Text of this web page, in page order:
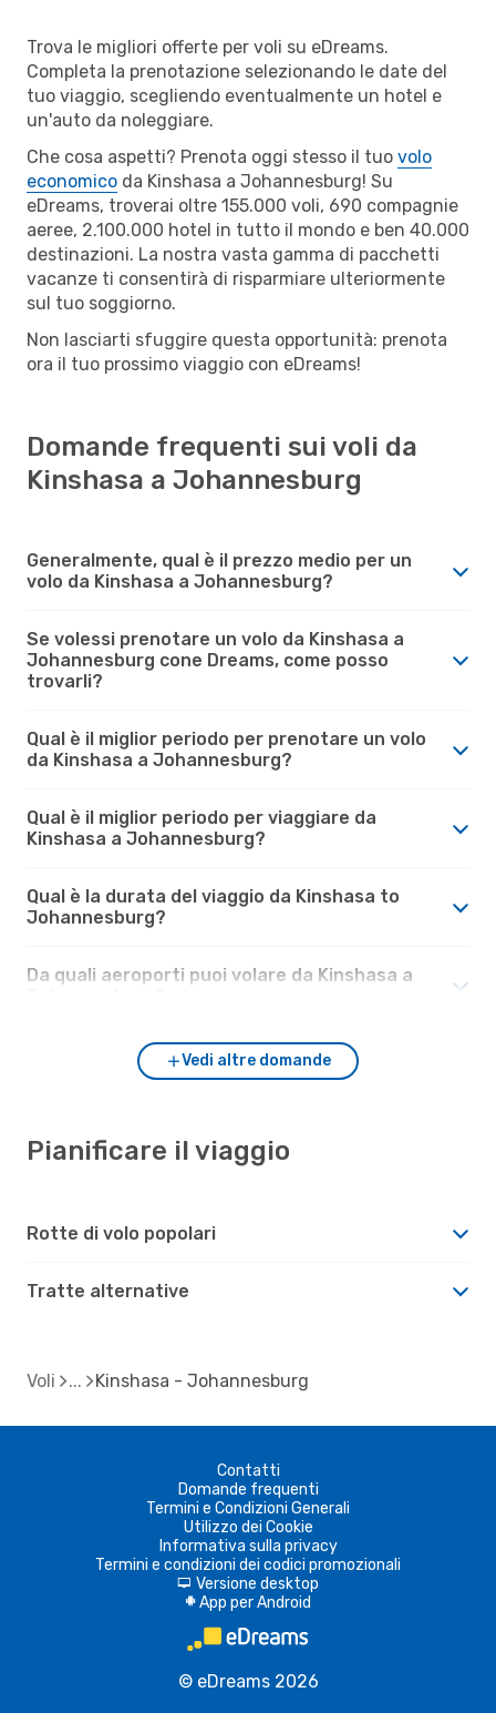
Trova le migliori offerte per voli su eDreams.
Completa la prenotazione selezionando le date del
tuo viaggio, scegliendo eventualmente un hotel e
un'auto da noleggiare.
Che cosa aspetti? Prenota oggi stesso il tuo volo
economico da Kinshasa a Johannesburg! Su
eDreams, troverai oltre 155.000 voli, 690 compagnie
aeree, 2.100.000 hotel in tutto il mondo e ben 40.000
destinazioni. La nostra vasta gamma di pacchetti
vacanze ti consentirà di risparmiare ulteriormente
sul tuo soggiorno.
Non lasciarti sfuggire questa opportunità: prenota
ora il tuo prossimo viaggio con eDreams!
Domande frequenti sui voli da
Kinshasa a Johannesburg
Generalmente, qual è il prezzo medio per un
volo da Kinshasa a Johannesburg?
Se volessi prenotare un volo da Kinshasa a
Johannesburg cone Dreams, come posso
trovarli?
Qual è il miglior periodo per prenotare un volo
da Kinshasa a Johannesburg?
Qual è il miglior periodo per viaggiare da
Kinshasa a Johannesburg?
Qual è la durata del viaggio da Kinshasa to
Johannesburg?
Da quali aeroporti puoi volare da Kinshasa a
Vedi altre domande
Pianificare il viaggio
Rotte di volo popolari
Tratte alternative
Voli Kinshasa - Johannesburg
Contatti
Domande frequenti
Termini e Condizioni Generali
Utilizzo dei Cookie
Informativa sulla privacy
Termini e condizioni dei codici promozionali
d Versione desktop
A App per Android
© eDreams 2026